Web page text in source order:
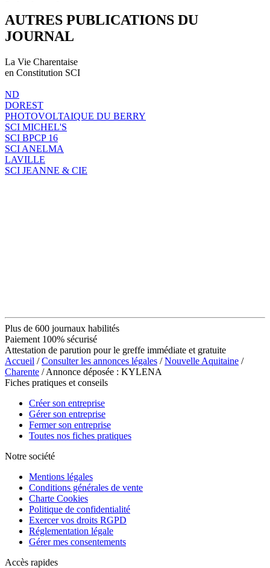
AUTRES PUBLICATIONS DU
JOURNAL
La Vie Charentaise
en Constitution SCI
ND
DOREST
PHOTOVOLTAIQUE DU BERRY
SCI MICHEL'S
SCI BPCP 16
SCI ANELMA
LAVILLE
SCI JEANNE & CIE
Plus de 600 journaux habilités
Paiement 100% sécurisé
Attestation de parution pour le greffe immédiate et gratuite
Accueil /Consulter les annonces légales /Nouvelle Aquitaine /
Charente / Annonce déposée : KYLENA
Fiches pratiques et conseils
Créer son entreprise
Gérer son entreprise
Fermer son entreprise
Toutes nos fiches pratiques
Notre société
Mentions légales
Conditions générales de vente
Charte Cookies
Politique de confidentialité
Exercer vos droits RGPD
Réglementation légale
Gérer mes consentements
Accès rapides